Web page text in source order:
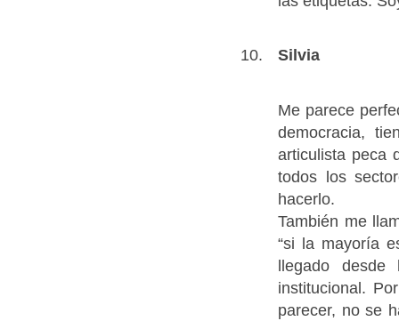
Silvia
Me parece
democracia,
articulista peca
todos los
hacerlo.
También me
“si la mayoría
llegado
institucional.
parecer, no se